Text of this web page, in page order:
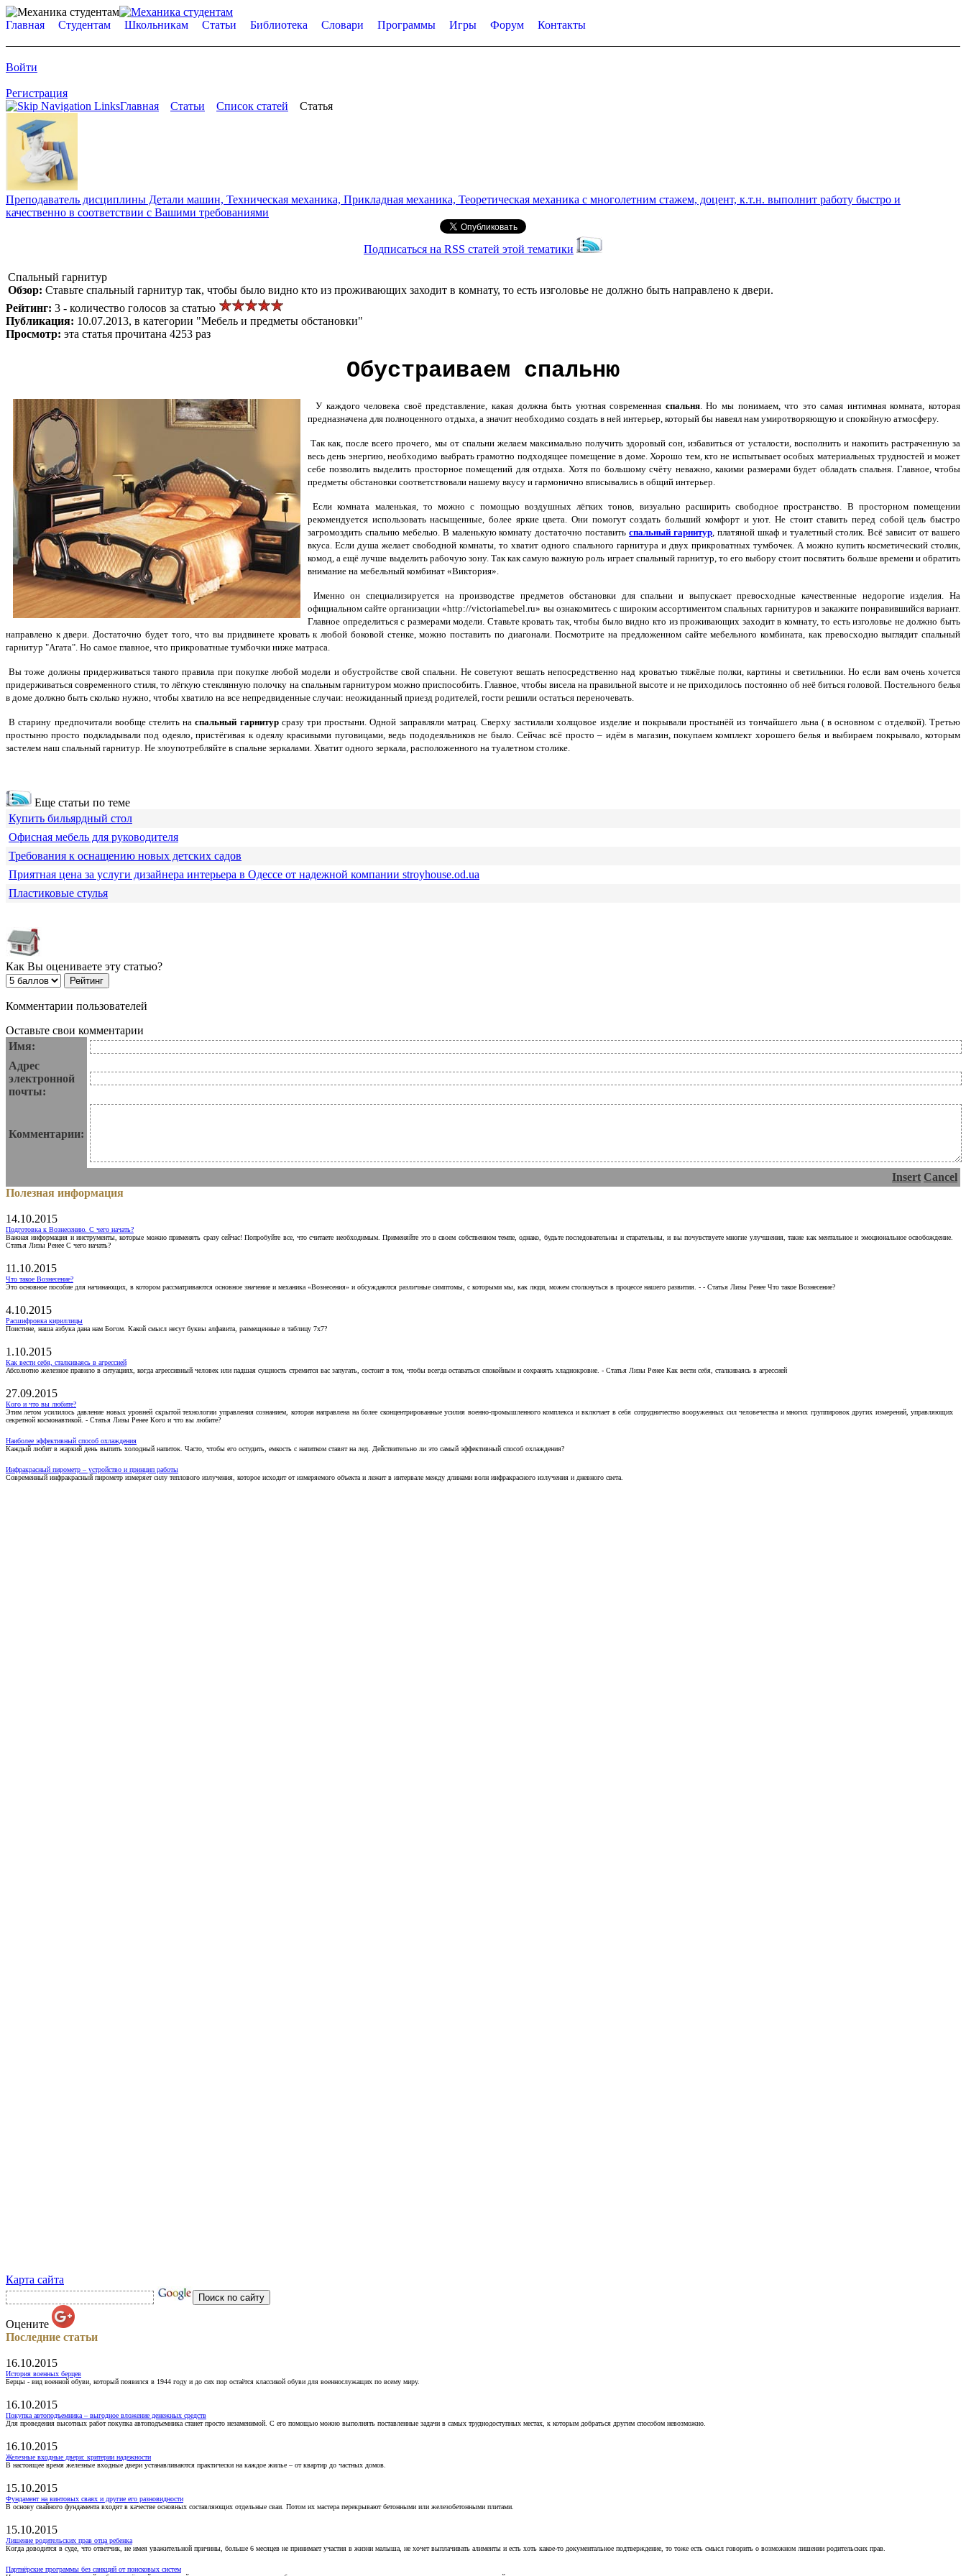
Главная Студентам Школьникам Статьи Библиотека Словари Программы Игры Форум Контакты
Войти
Регистрация
Главная
Статьи Список статей Статья
Преподаватель дисциплины Детали машин, Техническая механика, Прикладная механика, Теоретическая механика с многолетним стажем, доцент, к.т.н. выполнит работу быстро и
качественно в соответствии с Вашими требованиями
Подписаться на RSS статей этой тематики
Спальный гарнитур
Обзор: Ставьте спальный гарнитур так, чтобы было видно кто из проживающих заходит в комнату, то есть изголовье не должно быть направлено к двери.
Рейтинг: 3 - количество голосов за статью
Публикация: 10.07.2013, в категории "Мебель и предметы обстановки"
Просмотр: эта статья прочитана 4253 раз
Обустраиваем спальню
У каждого человека своё представление, какая должна быть уютная современная спальня. Но мы понимаем, что это самая интимная комната, которая
предназначена для полноценного отдыха, а значит необходимо создать в ней интерьер, который бы навеял нам умиротворяющую и спокойную атмосферу.
Так как, после всего прочего, мы от спальни желаем максимально получить здоровый сон, избавиться от усталости, восполнить и накопить растраченную за
весь день энергию, необходимо выбрать грамотно подходящее помещение в доме. Хорошо тем, кто не испытывает особых материальных трудностей и может
себе позволить выделить просторное помещений для отдыха. Хотя по большому счёту неважно, какими размерами будет обладать спальня. Главное, чтобы
предметы обстановки соответствовали нашему вкусу и гармонично вписывались в общий интерьер.
Если комната маленькая, то можно с помощью воздушных лёгких тонов, визуально расширить свободное пространство. В просторном помещении
рекомендуется использовать насыщенные, более яркие цвета. Они помогут создать больший комфорт и уют. Не стоит ставить перед собой цель быстро
загромоздить спальню мебелью. В маленькую комнату достаточно поставитьспальный гарнитур, платяной шкаф и туалетный столик. Всё зависит от вашего
вкуса. Если душа желает свободной комнаты, то хватит одного спального гарнитура и двух прикроватных тумбочек. А можно купить косметический столик,
комод, а ещё лучше выделить рабочую зону. Так как самую важную роль играет спальный гарнитур, то его выбору стоит посвятить больше времени и обратить
внимание на мебельный комбинат «Виктория».
Именно он специализируется на производстве предметов обстановки для спальни и выпускает превосходные качественные недорогие изделия. На
официальном сайте организации «http://victoriamebel.ru» вы ознакомитесь с широким ассортиментом спальных гарнитуров и закажите понравившийся вариант.
Главное определиться с размерами модели. Ставьте кровать так, чтобы было видно кто из проживающих заходит в комнату, то есть изголовье не должно быть
направлено к двери. Достаточно будет того, что вы придвинете кровать к любой боковой стенке, можно поставить по диагонали. Посмотрите на предложенном сайте мебельного комбината, как превосходно выглядит спальный
гарнитур "Агата". Но самое главное, что прикроватные тумбочки ниже матраса.
Вы тоже должны придерживаться такого правила при покупке любой модели и обустройстве свой спальни. Не советуют вешать непосредственно над кроватью тяжёлые полки, картины и светильники. Но если вам очень хочется
придерживаться современного стиля, то лёгкую стеклянную полочку на спальным гарнитуром можно приспособить. Главное, чтобы висела на правильной высоте и не приходилось постоянно об неё биться головой. Постельного белья
в доме должно быть сколько нужно, чтобы хватило на все непредвиденные случаи: неожиданный приезд родителей, гости решили остаться переночевать.
В старину предпочитали вообще стелить наспальный гарнитурсразу три простыни. Одной заправляли матрац. Сверху застилали холщовое изделие и покрывали простынёй из тончайшего льна ( в основном с отделкой). Третью
простыню просто подкладывали под одеяло, пристёгивая к одеялу красивыми пуговицами, ведь пододеяльников не было. Сейчас всё просто – идём в магазин, покупаем комплект хорошего белья и выбираем покрывало, которым
застелем наш спальный гарнитур. Не злоупотребляйте в спальне зеркалами. Хватит одного зеркала, расположенного на туалетном столике.
Еще статьи по теме
Купить бильярдный стол
Офисная мебель для руководителя
Требования к оснащению новых детских садов
Приятная цена за услуги дизайнера интерьера в Одессе от надежной компании stroyhouse.od.ua
Пластиковые стулья
Как Вы оцениваете эту статью?
Комментарии пользователей
Оставьте свои комментарии
Имя:
Адрес
электронной
почты:
Комментарии:
Insert Cancel
Полезная информация
14.10.2015
Подготовка к Вознесению. С чего начать?
Важная информация и инструменты, которые можно применять сразу сейчас! Попробуйте все, что считаете необходимым. Применяйте это в своем собственном темпе, однако, будьте последовательны и старательны, и вы почувствуете многие улучшения, такие как ментальное и эмоциональное освобождение.
Статья Лизы Ренее С чего начать?
11.10.2015
Что такое Вознесение?
Это основное пособие для начинающих, в котором рассматриваются основное значение и механика «Вознесения» и обсуждаются различные симптомы, с которыми мы, как люди, можем столкнуться в процессе нашего развития. - - Статья Лизы Ренее Что такое Вознесение?
4.10.2015
Расшифровка кириллицы
Поистине, наша азбука дана нам Богом. Какой смысл несут буквы алфавита, размещенные в таблицу 7х7?
1.10.2015
Как вести себя, сталкиваясь в агрессией
Абсолютно железное правило в ситуациях, когда агрессивный человек или падшая сущность стремится вас запугать, состоит в том, чтобы всегда оставаться спокойным и сохранять хладнокровие. - Статья Лизы Ренее Как вести себя, сталкиваясь в агрессией
27.09.2015
Кого и что вы любите?
Этим летом усилилось давление новых уровней скрытой технологии управления сознанием, которая направлена на более сконцентрированные усилия военно-промышленного комплекса и включает в себя сотрудничество вооруженных сил человечества и многих группировок других измерений, управляющих
секретной космонавтикой. - Статья Лизы Ренее Кого и что вы любите?
Наиболее эффективный способ охлаждения
Каждый любит в жаркий день выпить холодный напиток. Часто, чтобы его остудить, емкость с напитком ставят на лед. Действительно ли это самый эффективный способ охлаждения?
Инфракрасный пирометр – устройство и принцип работы
Современный инфракрасный пирометр измеряет силу теплового излучения, которое исходит от измеряемого объекта и лежит в интервале между длинами волн инфракрасного излучения и дневного света.
Карта сайта
Оцените
Последние статьи
16.10.2015
История военных берцев
Берцы - вид военной обуви, который появился в 1944 году и до сих пор остаётся классикой обуви для военнослужащих по всему миру.
16.10.2015
Покупка автоподъемника – выгодное вложение денежных средств
Для проведения высотных работ покупка автоподъемника станет просто незаменимой. С его помощью можно выполнять поставленные задачи в самых труднодоступных местах, к которым добраться другим способом невозможно.
16.10.2015
Железные входные двери: критерии надежности
В настоящее время железные входные двери устанавливаются практически на каждое жилье – от квартир до частных домов.
15.10.2015
Фундамент на винтовых сваях и другие его разновидности
В основу свайного фундамента входят в качестве основных составляющих отдельные сваи. Потом их мастера перекрывают бетонными или железобетонными плитами.
15.10.2015
Лишение родительских прав отца ребенка
Когда доводится в суде, что ответчик, не имея уважительной причины, больше 6 месяцев не принимает участия в жизни малыша, не хочет выплачивать алименты и есть хоть какое-то документальное подтверждение, то тоже есть смысл говорить о возможном лишении родительских прав.
Партнёрские программы без санкций от поисковых систем